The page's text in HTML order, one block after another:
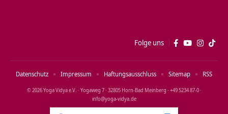
Folge uns
© 2026 Yoga Vidya e.V. · Yogaweg 7 · 32805 Horn‑Bad Meinberg · +49 5234 87‑0 ·
info@yoga‑vidya.de
Datenschutz Impressum Haftungsausschluss Sitemap RSS